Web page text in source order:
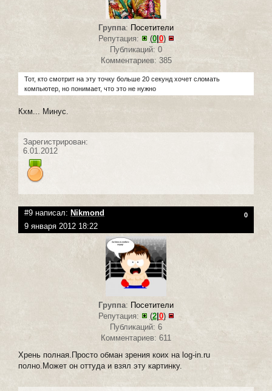
Группа: Посетители
Репутация:
(0| 0)
Публикаций: 0
Комментариев: 385
Тот, кто смотрит на эту точку больше 20 секунд хочет сломать
компьютер, но понимает, что это не нужно
Кхм... Минус.
Зарегистрирован:
6.01.2012
#9 написал: Nikmond 0
9 января 2012 18:22
Группа: Посетители
Репутация:
(2| 0)
Публикаций: 6
Комментариев: 611
Хрень полная.Просто обман зрения коих на log-in.ru
полно.Может он оттуда и взял эту картинку.